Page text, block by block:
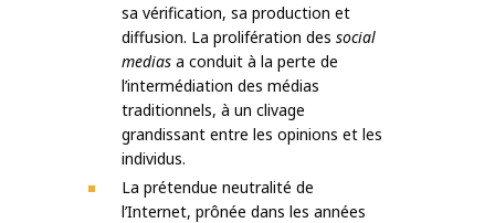
sa vérification, sa production et
diffusion. La prolifération des social
medias a conduit à la perte de
l’intermédiation des médias
traditionnels, à un clivage
grandissant entre les opinions et les
individus.
La prétendue neutralité de
l’Internet, prônée dans les années